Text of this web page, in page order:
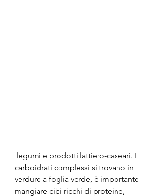
carboidrati complessi si trovano in
verdure a foglia verde, è importante
mangiare cibi ricchi di proteine,